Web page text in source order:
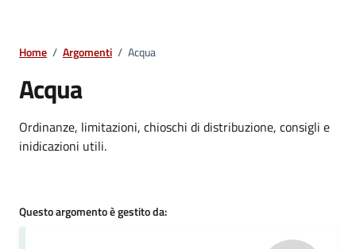
Home / Argomenti / Acqua
Acqua
Dettagli della notizia
Ordinanze, limitazioni, chioschi di distribuzione, consigli e
inidicazioni utili.
Questo argomento è gestito da: